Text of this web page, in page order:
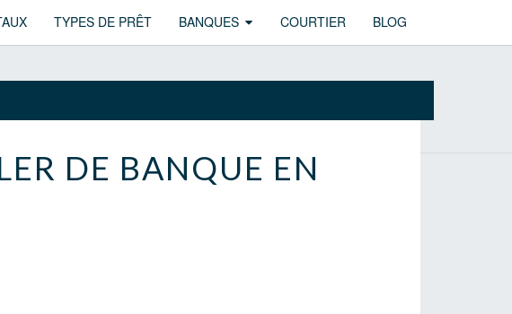
TYPES DE PRÊT BANQUES COURTIER BLOG
DE BANQUE EN